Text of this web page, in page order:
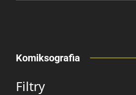
Komiksografia
Filtry